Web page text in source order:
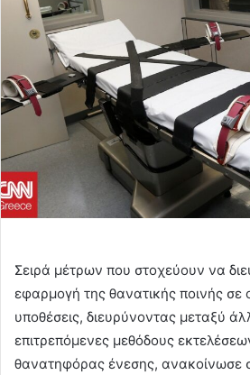
Σειρά μέτρων που στοχεύουν να
εφαρμογή της θανατικής ποινής σε
υποθέσεις, διευρύνοντας μεταξύ
επιτρεπόμενες μεθόδους
θανατηφόρας ένεσης, ανακοίνωσε